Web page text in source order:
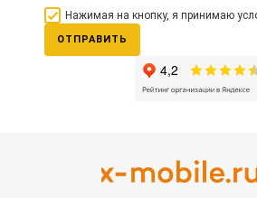
Нажимая на кнопку, я принимаю
ОТПРАВИТЬ